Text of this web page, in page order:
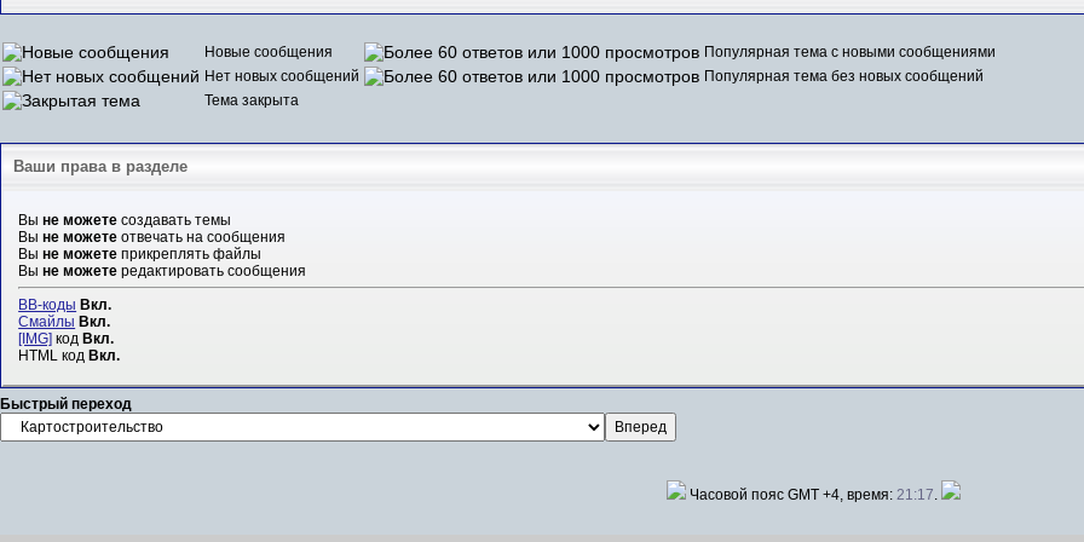
Новые сообщения
Популярная тема с новыми сообщениями
Нет новых сообщений
Популярная тема без новых сообщений
Тема закрыта
Ваши права в разделе
Выне можете создавать темы
Выне можете отвечать на сообщения
Выне можете прикреплять файлы
Выне можете редактировать сообщения
BB-коды Вкл.
Смайлы Вкл.
[IMG] код Вкл.
HTML код Вкл.
Быстрый переход
Часовой пояс GMT +4, время: 21:17